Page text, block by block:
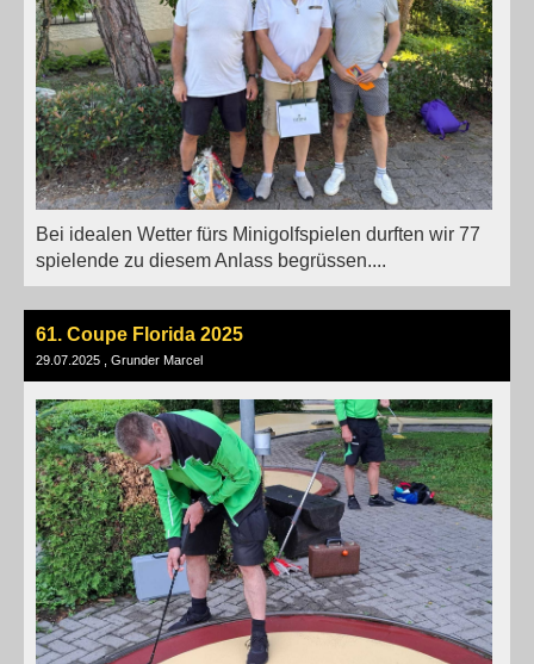
Bei idealen Wetter fürs Minigolfspielen durften wir 77
spielende zu diesem Anlass begrüssen....
61. Coupe Florida 2025
29.07.2025 , Grunder Marcel